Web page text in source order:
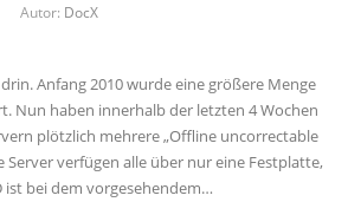
Autor: DocX
Anfang 2010 wurde eine größere Menge
Nun haben innerhalb der letzten 4 Wochen
plötzlich mehrere „Offline uncorrectable
Server verfügen alle über nur eine Festplatte,
ist bei dem vorgesehendem…